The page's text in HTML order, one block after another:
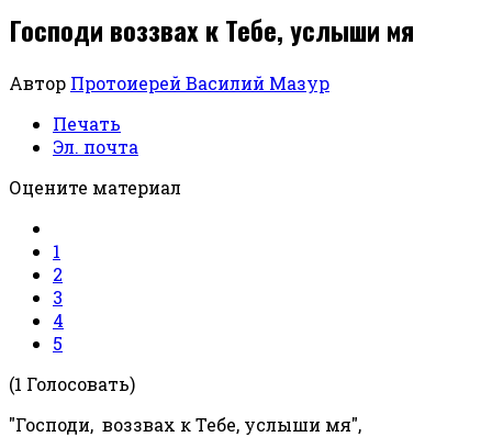
Господи воззвах к Тебе, услыши мя
Автор Протоиерей Василий Мазур
Печать
Эл. почта
Оцените материал
1
2
3
4
5
(1 Голосовать)
"Господи, воззвах к Тебе, услыши мя",